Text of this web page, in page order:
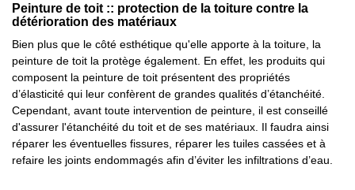
Peinture de toit :: protection de la toiture contre la
détérioration des matériaux
Bien plus que le côté esthétique qu'elle apporte à la toiture, la
peinture de toit la protège également. En effet, les produits qui
composent la peinture de toit présentent des propriétés
d’élasticité qui leur confèrent de grandes qualités d’étanchéité.
Cependant, avant toute intervention de peinture, il est conseillé
d'assurer l'étanchéité du toit et de ses matériaux. Il faudra ainsi
réparer les éventuelles fissures, réparer les tuiles cassées et à
refaire les joints endommagés afin d’éviter les infiltrations d’eau.